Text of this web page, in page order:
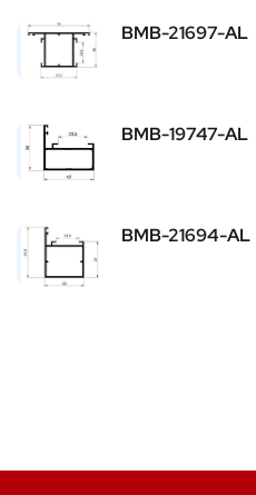
BMB-21697-AL
BMB-19747-AL
BMB-21694-AL